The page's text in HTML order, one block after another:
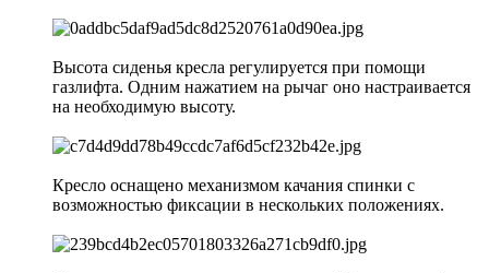
Высота сиденья кресла регулируется при помощи
газлифта. Одним нажатием на рычаг оно настраивается
на необходимую высоту.
Кресло оснащено механизмом качания спинки с
возможностью фиксации в нескольких положениях.